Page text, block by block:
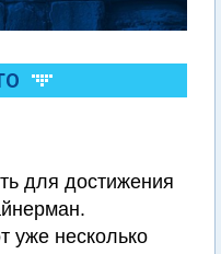
для достижения
уже несколько